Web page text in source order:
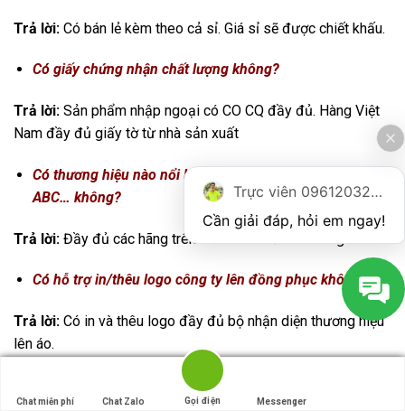
Trả lời: Có bán lẻ kèm theo cả sỉ. Giá sỉ sẽ được chiết khấu.
Có giấy chứng nhận chất lượng không?
Trả lời: Sản phẩm nhập ngoại có CO CQ đầy đủ. Hàng Việt
Nam đầy đủ giấy tờ từ nhà sản xuất
Có thương hiệu nào nổi bật như 3M, Jogger, Kingsman,
ABC… không?
Trả lời: Đầy đủ các hãng trên và thêm nhiều các hãng khác
Có hỗ trợ in/thêu logo công ty lên đồng phục không?
Trả lời: Có in và thêu logo đầy đủ bộ nhận diện thương hiệu
lên áo.
Có nhận may đồng phục theo mẫu riêng tại cửa hàng
Chat miễn phí Chat Zalo Gọi điện Messenger
Chat miễn phí Chat Zalo Gọi điện Messenger
Trực viên 0961203270
Cần giải đáp, hỏi em ngay!